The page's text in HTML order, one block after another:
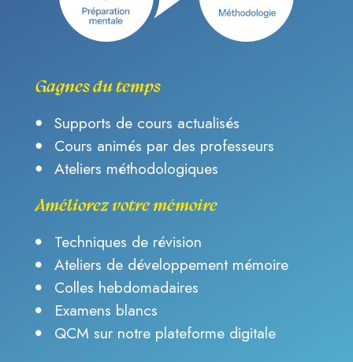
Gagnes du temps
Supports de cours actualisés
Cours animés par des professeurs
Ateliers méthodologiques
Améliorez votre mémoire
Techniques de révision
Ateliers de développement mémoire
Colles hebdomadaires
Examens blancs
QCM sur notre plateforme digitale